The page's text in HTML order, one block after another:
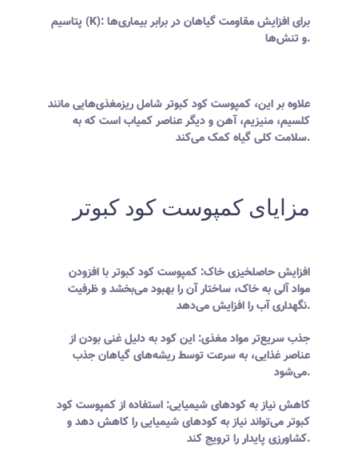
پتاسیم (K): برای افزایش مقاومت گیاهان در برابر بیماری‌ها
و تنش‌ها.
علاوه بر این، کمپوست کود کبوتر شامل ریزمغذی‌هایی مانند
کلسیم، منیزیم، آهن و دیگر عناصر کمیاب است که به
سلامت کلی گیاه کمک می‌کند.
مزایای کمپوست کود کبوتر
افزایش حاصلخیزی خاک: کمپوست کود کبوتر با افزودن
مواد آلی به خاک، ساختار آن را بهبود می‌بخشد و ظرفیت
نگهداری آب را افزایش می‌دهد.
جذب سریع‌تر مواد مغذی: این کود به دلیل غنی بودن از
عناصر غذایی، به سرعت توسط ریشه‌های گیاهان جذب
می‌شود.
کاهش نیاز به کودهای شیمیایی: استفاده از کمپوست کود
کبوتر می‌تواند نیاز به کودهای شیمیایی را کاهش دهد و
کشاورزی پایدار را ترویج کند.